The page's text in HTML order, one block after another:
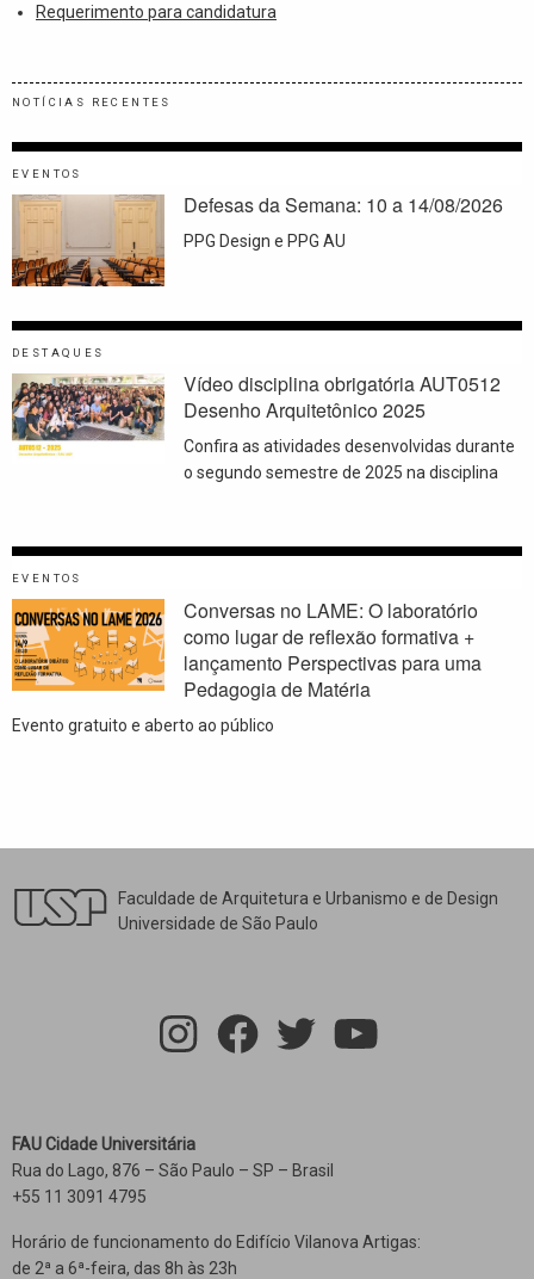
Requerimento para candidatura
NOTÍCIAS RECENTES
EVENTOS
Defesas da Semana: 10 a 14/08/2026
PPG Design e PPG AU
DESTAQUES
Vídeo disciplina obrigatória AUT0512
Desenho Arquitetônico 2025
Confira as atividades desenvolvidas durante
o segundo semestre de 2025 na disciplina
EVENTOS
Conversas no LAME: O laboratório
como lugar de reflexão formativa +
lançamento Perspectivas para uma
Pedagogia de Matéria
Evento gratuito e aberto ao público
Faculdade de Arquitetura e Urbanismo e de Design
Universidade de São Paulo
FAU Cidade Universitária
Rua do Lago, 876 – São Paulo – SP – Brasil
+55 11 3091 4795
Horário de funcionamento do Edifício Vilanova Artigas:
de 2ª a 6ª-feira, das 8h às 23h